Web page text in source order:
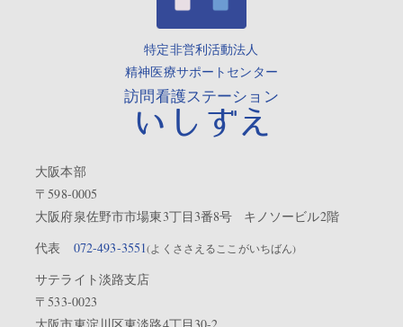
特定非営利活動法人
精神医療サポートセンター
訪問看護ステーション
いしずえ
大阪本部
〒598-0005
大阪府泉佐野市市場東3丁目3番8号 キノソービル2階
代表 072-493-3551(よくささえるここがいちばん)
サテライト淡路支店
〒533-0023
大阪市東淀川区東淡路4丁目30-2